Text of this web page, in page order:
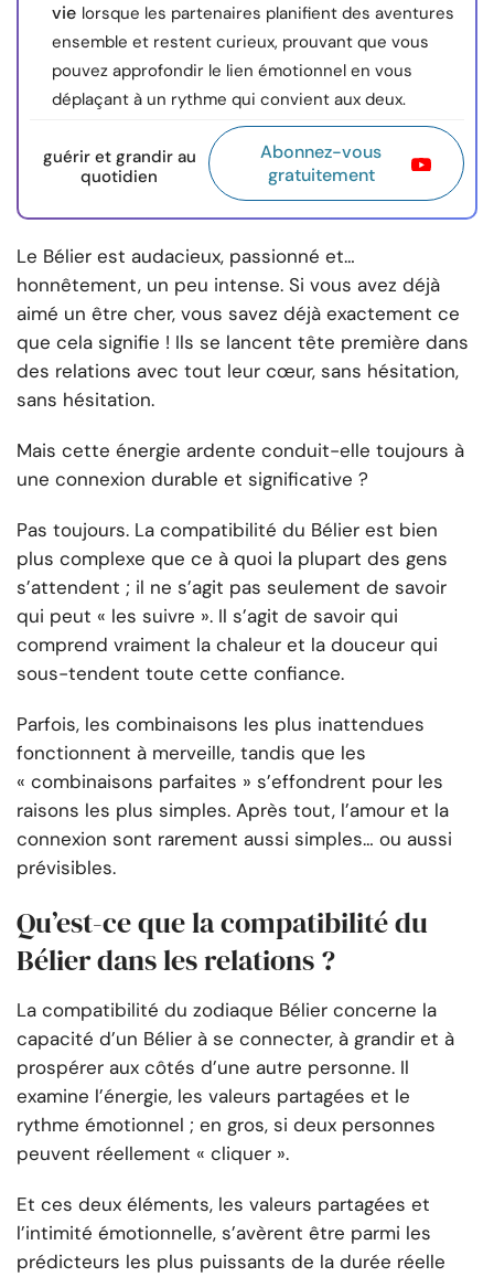
vie lorsque les partenaires planifient des aventures
ensemble et restent curieux, prouvant que vous
pouvez approfondir le lien émotionnel en vous
déplaçant à un rythme qui convient aux deux.
guérir et grandir au
quotidien
Abonnez-vous
gratuitement
Le Bélier est audacieux, passionné et…
honnêtement, un peu intense. Si vous avez déjà
aimé un être cher, vous savez déjà exactement ce
que cela signifie ! Ils se lancent tête première dans
des relations avec tout leur cœur, sans hésitation,
sans hésitation.
Mais cette énergie ardente conduit-elle toujours à
une connexion durable et significative ?
Pas toujours. La compatibilité du Bélier est bien
plus complexe que ce à quoi la plupart des gens
s’attendent ; il ne s’agit pas seulement de savoir
qui peut « les suivre ». Il s’agit de savoir qui
comprend vraiment la chaleur et la douceur qui
sous-tendent toute cette confiance.
Parfois, les combinaisons les plus inattendues
fonctionnent à merveille, tandis que les
« combinaisons parfaites » s’effondrent pour les
raisons les plus simples. Après tout, l’amour et la
connexion sont rarement aussi simples… ou aussi
prévisibles.
Qu’est-ce que la compatibilité du
Bélier dans les relations ?
La compatibilité du zodiaque Bélier concerne la
capacité d’un Bélier à se connecter, à grandir et à
prospérer aux côtés d’une autre personne. Il
examine l’énergie, les valeurs partagées et le
rythme émotionnel ; en gros, si deux personnes
peuvent réellement « cliquer ».
Et ces deux éléments, les valeurs partagées et
l’intimité émotionnelle, s’avèrent être parmi les
prédicteurs les plus puissants de la durée réelle